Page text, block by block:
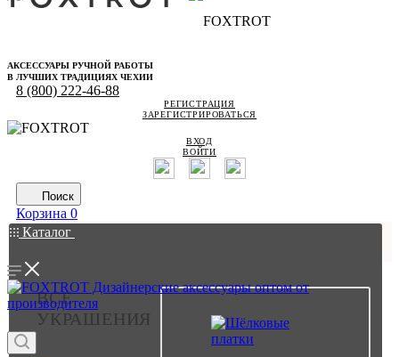
АКСЕССУАРЫ РУЧНОЙ РАБОТЫ
В ЛУЧШИХ ТРАДИЦИЯХ ЧЕХИИ
8 (800) 222-46-88
РЕГИСТРАЦИЯ
ЗАРЕГИСТРИРОВАТЬСЯ
ВХОД
ВОЙТИ
Поиск
Корзина 0
Каталог
ВСЕ
УКРАШЕНИЯ